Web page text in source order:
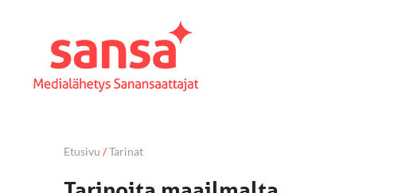
Etusivu /Tarinat